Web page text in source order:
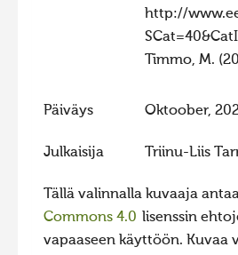
http://
Timmo, M.
Päiväys Oktoober,
Julkaisija Triinu-Liis
Tällä valinnalla kuvaaja
Commons 4.0 lisenssin
vapaaseen käyttöön. Kuvaa